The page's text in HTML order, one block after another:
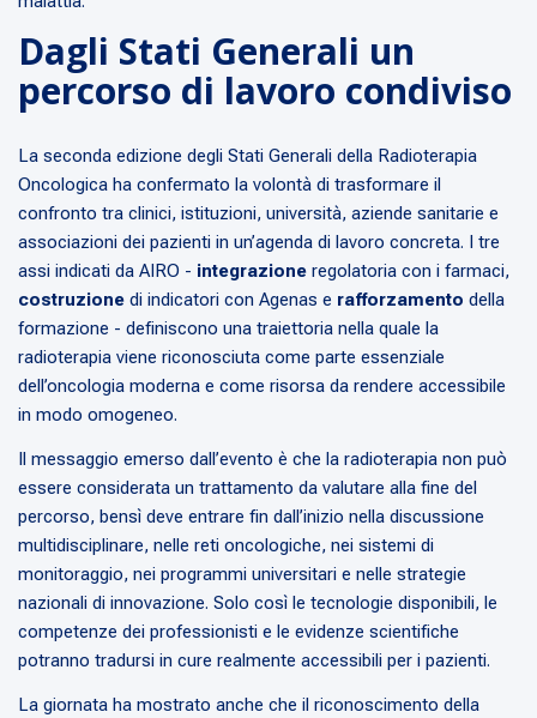
Dagli Stati Generali un
percorso di lavoro condiviso
La seconda edizione degli Stati Generali della Radioterapia
Oncologica ha confermato la volontà di trasformare il
confronto tra clinici, istituzioni, università, aziende sanitarie e
associazioni dei pazienti in un’agenda di lavoro concreta. I tre
assi indicati da AIRO - integrazione regolatoria con i farmaci,
costruzione di indicatori con Agenas e rafforzamento della
formazione - definiscono una traiettoria nella quale la
radioterapia viene riconosciuta come parte essenziale
dell’oncologia moderna e come risorsa da rendere accessibile
in modo omogeneo.
Il messaggio emerso dall’evento è che la radioterapia non può
essere considerata un trattamento da valutare alla fine del
percorso, bensì deve entrare fin dall’inizio nella discussione
multidisciplinare, nelle reti oncologiche, nei sistemi di
monitoraggio, nei programmi universitari e nelle strategie
nazionali di innovazione. Solo così le tecnologie disponibili, le
competenze dei professionisti e le evidenze scientifiche
potranno tradursi in cure realmente accessibili per i pazienti.
La giornata ha mostrato anche che il riconoscimento della